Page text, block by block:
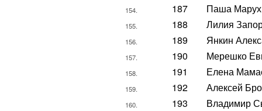
154. 187 Паша
155. 188 Лилия
156. 189 Янкин
157. 190 Мерешко
158. 191 Елена
159. 192 Алексей
160. 193 Владимир